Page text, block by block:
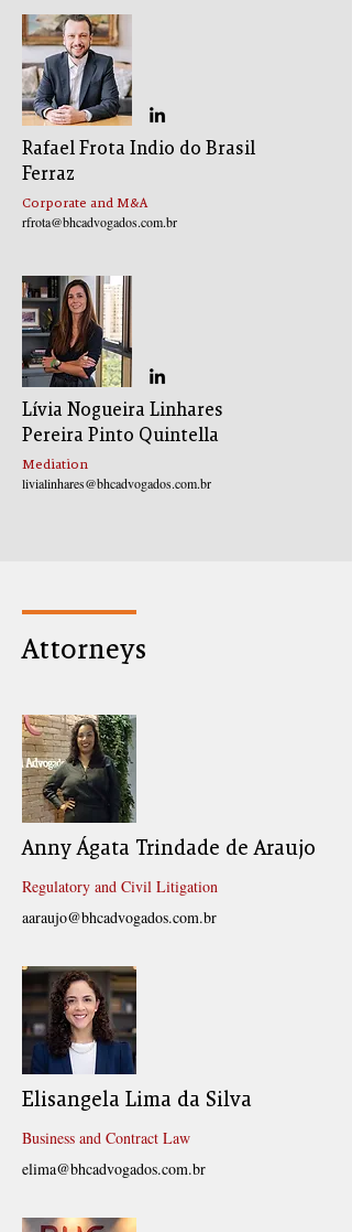
Rafael Frota Indio do Brasil
Ferraz
Corporate and M&A
rfrota@bhcadvogados.com.br
Lívia Nogueira Linhares
Pereira Pinto Quintella
Mediation
livialinhares@bhcadvogados.com.br
Attorneys
Anny Ágata Trindade de Araujo
Regulatory and Civil Litigation
aaraujo@bhcadvogados.com.br
Elisangela Lima da Silva
Business and Contract Law
elima@bhcadvogados.com.br